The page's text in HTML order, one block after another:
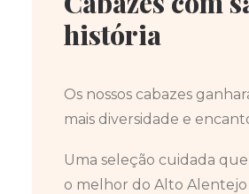
história
Os nossos cabazes
mais diversidade e
Uma seleção cuidada
o melhor do Alto Alentejo